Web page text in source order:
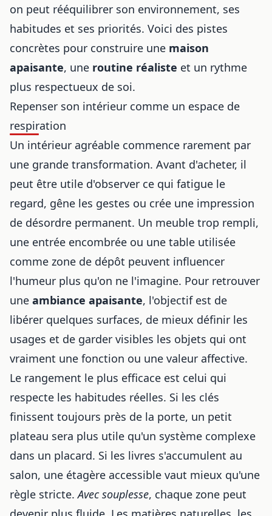
on peut rééquilibrer son environnement, ses
habitudes et ses priorités. Voici des pistes
concrètes pour construire une maison
apaisante, une routine réaliste et un rythme
plus respectueux de soi.
Repenser son intérieur comme un espace de
respiration
Un intérieur agréable commence rarement par
une grande transformation. Avant d'acheter, il
peut être utile d'observer ce qui fatigue le
regard, gêne les gestes ou crée une impression
de désordre permanent. Un meuble trop rempli,
une entrée encombrée ou une table utilisée
comme zone de dépôt peuvent influencer
l'humeur plus qu'on ne l'imagine. Pour retrouver
une ambiance apaisante, l'objectif est de
libérer quelques surfaces, de mieux définir les
usages et de garder visibles les objets qui ont
vraiment une fonction ou une valeur affective.
Le rangement le plus efficace est celui qui
respecte les habitudes réelles. Si les clés
finissent toujours près de la porte, un petit
plateau sera plus utile qu'un système complexe
dans un placard. Si les livres s'accumulent au
salon, une étagère accessible vaut mieux qu'une
règle stricte.Avec souplesse, chaque zone peut